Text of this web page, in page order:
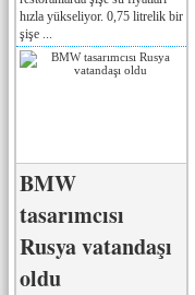
hızla yükseliyor. 0,75 litrelik bir
şişe ...
BMW
tasarımcısı
Rusya vatandaşı
oldu